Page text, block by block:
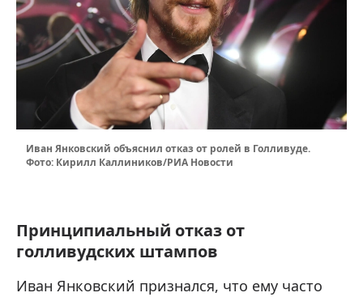
Иван Янковский объяснил отказ от ролей в Голливуде.
Фото: Кирилл Каллиников/РИА Новости
Принципиальный отказ от
голливудских штампов
Иван Янковский признался, что ему часто